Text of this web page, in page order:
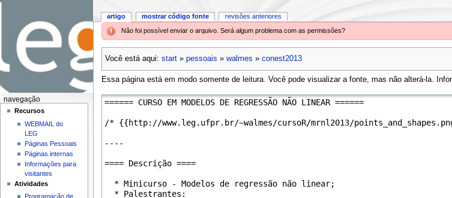
Não foi possível enviar o arquivo. Será algum problema com as permissões?
Você está aqui: start» pessoais » walmes » conest2013
Essa página está em modo somente de leitura. Você pode visualizar a fonte, mas não alterá-la.
artigo mostrar código fonte revisões anteriores
navegação
Recursos
WEBMAIL do
LEG
Páginas Pessoais
Páginas internas
Informações para
visitantes
Atividades
Programação de